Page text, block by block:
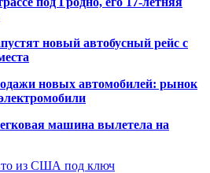
новый автобусный рейс с
новых автомобилей: рынок
машина вылетела на
из США под ключ